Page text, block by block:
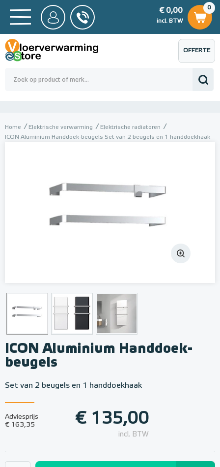
BTW
0,00
0
€ 0,00
incl. BTW
€ 0,00
OFFERTE
AANVRAGEN
Home Elektrische verwarming
Elektrische radiatoren
ICON Aluminium Handdoek-beugels Set van 2 beugels en 1 handdoekhaak
ICON Aluminium Handdoek-
beugels
Set van 2 beugels en 1 handdoekhaak
Adviesprijs
€ 163,35
€ 135,00
incl. BTW